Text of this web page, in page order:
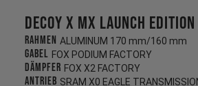
Decoy X MX Launch Edition
Rahmen ALUMINUM 170 mm/160 mm
Gabel FOX PODIUM FACTORY
Dämpfer FOX X2 FACTORY
Antrieb SRAM X0 EAGLE